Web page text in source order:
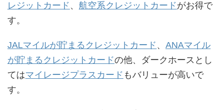
レジットカード 、 航空系クレジットカードがお得で
す。
JALマイルが貯まるクレジットカード 、 ANAマイル
が貯まるクレジットカードの他、ダークホースとし
てはマイレージプラスカード もバリューが高いで
す。